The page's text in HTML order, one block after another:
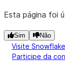
Esta página foi
Sim Não
Visite Snowflake
Participe da